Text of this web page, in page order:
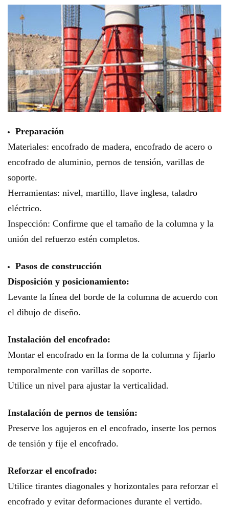
Preparación
Materiales: encofrado de madera, encofrado de acero o
encofrado de aluminio, pernos de tensión, varillas de
soporte.
Herramientas: nivel, martillo, llave inglesa, taladro
eléctrico.
Inspección: Confirme que el tamaño de la columna y la
unión del refuerzo estén completos.
Pasos de construcción
Disposición y posicionamiento:
Levante la línea del borde de la columna de acuerdo con
el dibujo de diseño.
Instalación del encofrado:
Montar el encofrado en la forma de la columna y fijarlo
temporalmente con varillas de soporte.
Utilice un nivel para ajustar la verticalidad.
Instalación de pernos de tensión:
Preserve los agujeros en el encofrado, inserte los pernos
de tensión y fije el encofrado.
Reforzar el encofrado:
Utilice tirantes diagonales y horizontales para reforzar el
encofrado y evitar deformaciones durante el vertido.